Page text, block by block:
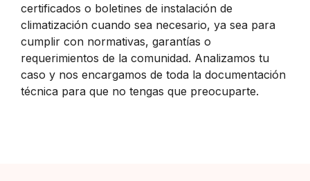
certificados o boletines de instalación de
climatización cuando sea necesario, ya sea para
cumplir con normativas, garantías o
requerimientos de la comunidad. Analizamos tu
caso y nos encargamos de toda la documentación
técnica para que no tengas que preocuparte.